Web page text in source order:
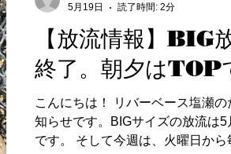
て、TOPで出る楽しい展開も 逆
直厳しいです。 魚がインレットや
なかなか口を使ってくれません。
なら朝イチか夕方に合わせるのが
タイルもアリですよ。 ちなみに曇
ます。 雲がかかると魚が中層まで
DRをこまめに使い分けてみてく
【放流情報】BIG
終了。朝夕はTOP
こんにちは！ リバーベース塩瀬
知らせです。BIGサイズの放流は
です。 そして今週は、火曜日か
5月19日
読了時間: 2分